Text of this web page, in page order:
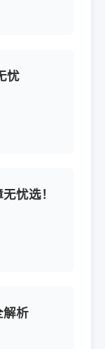
忧
忧选！
解析